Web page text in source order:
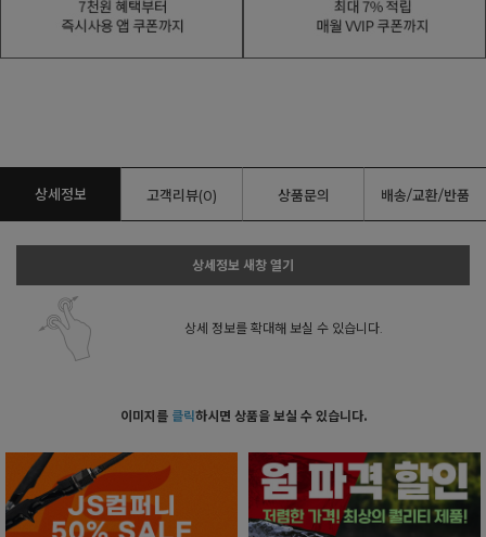
상세정보 고객리뷰(0) 상품문의 배송/교환/반품
상세정보 새창 열기
상세 정보를 확대해 보실 수 있습니다.
이미지를 클릭하시면 상품을 보실 수 있습니다.